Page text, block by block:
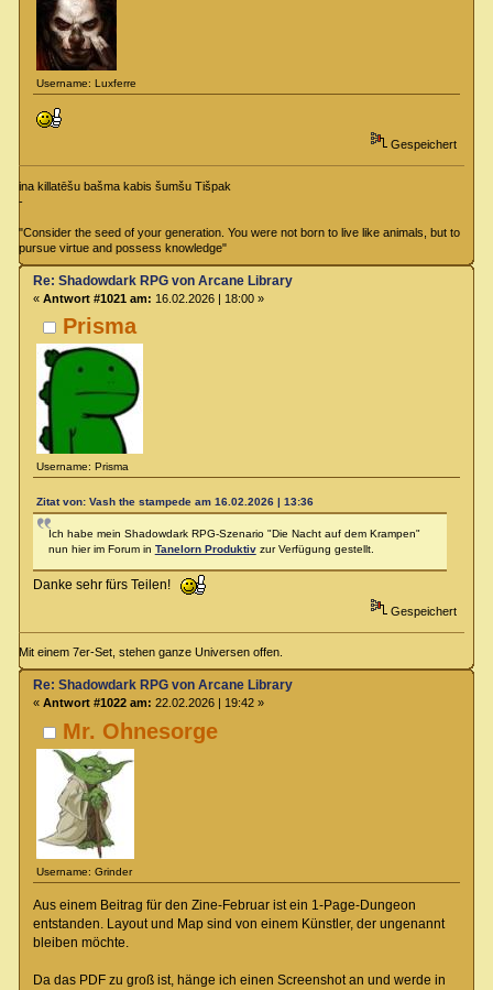
Username: Luxferre
Gespeichert
ina killatēšu bašma kabis šumšu Tišpak
-
"Consider the seed of your generation. You were not born to live like animals, but to
pursue virtue and possess knowledge"
Prisma
Username: Prisma
Re: Shadowdark RPG von Arcane Library
« Antwort #1021 am: 16.02.2026 | 18:00 »
Zitat von: Vash the stampede am 16.02.2026 | 13:36
Ich habe mein Shadowdark RPG-Szenario "Die Nacht auf dem Krampen"
nun hier im Forum in Tanelorn Produktivzur Verfügung gestellt.
Danke sehr fürs Teilen!
Gespeichert
Mit einem 7er-Set, stehen ganze Universen offen.
Mr. Ohnesorge
Username: Grinder
Re: Shadowdark RPG von Arcane Library
« Antwort #1022 am: 22.02.2026 | 19:42 »
Aus einem Beitrag für den Zine-Februar ist ein 1-Page-Dungeon
entstanden. Layout und Map sind von einem Künstler, der ungenannt
bleiben möchte.
Da das PDF zu groß ist, hänge ich einen Screenshot an und werde in